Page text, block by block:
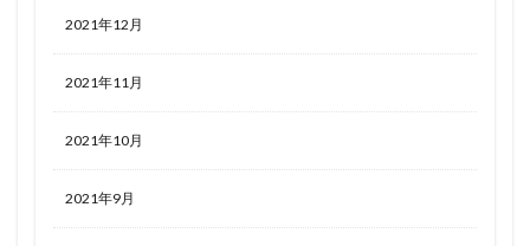
2021年12月
2021年11月
2021年10月
2021年9月